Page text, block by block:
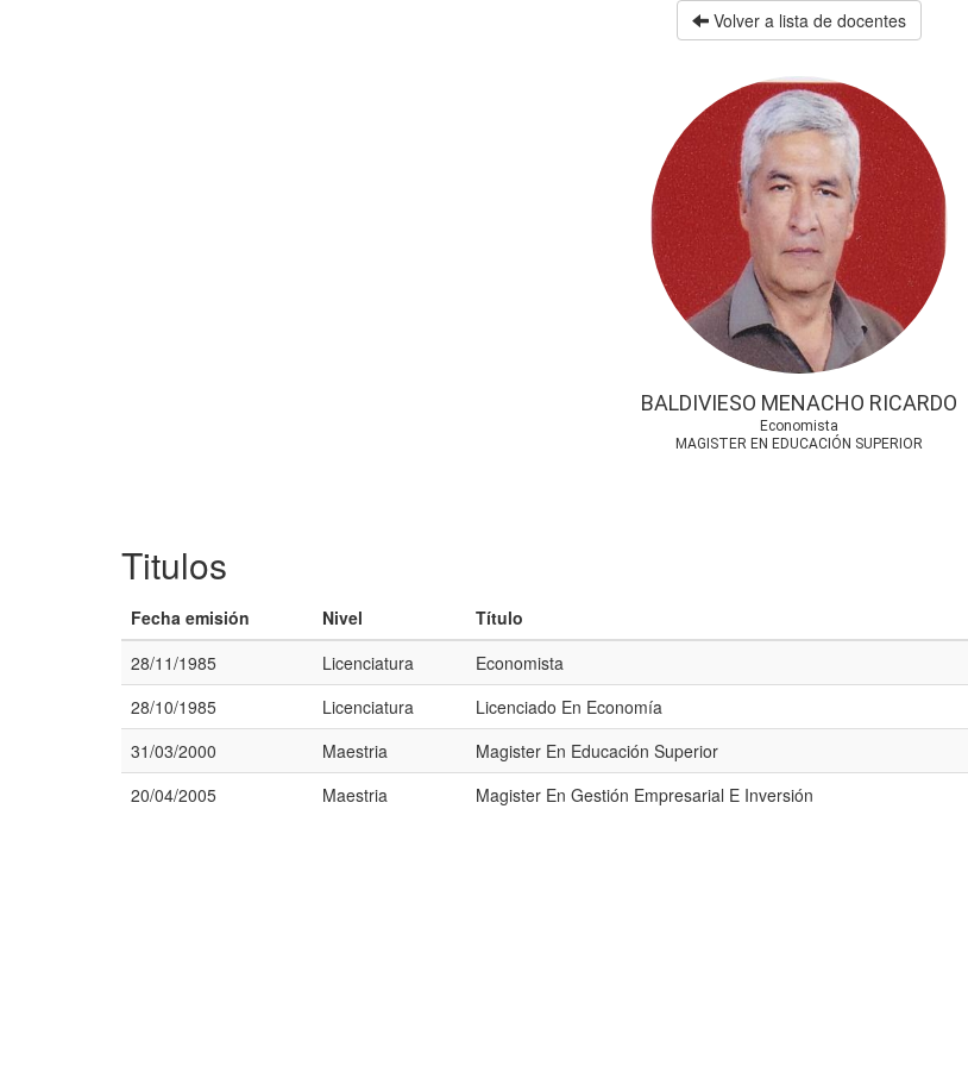
Volver a lista de docentes
BALDIVIESO MENACHO RICARDO
Economista
MAGISTER EN EDUCACIÓN SUPERIOR
Titulos
Fecha emisión Nivel Título
28/11/1985
Licenciatura Economista
28/10/1985
Licenciatura Licenciado En Economía
31/03/2000
Maestria Magister En Educación Superior
20/04/2005
Maestria Magister En Gestión Empresarial E Inversión